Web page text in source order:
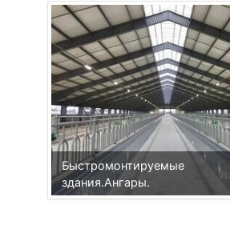
Быстромонтируемые
здания.Ангары.